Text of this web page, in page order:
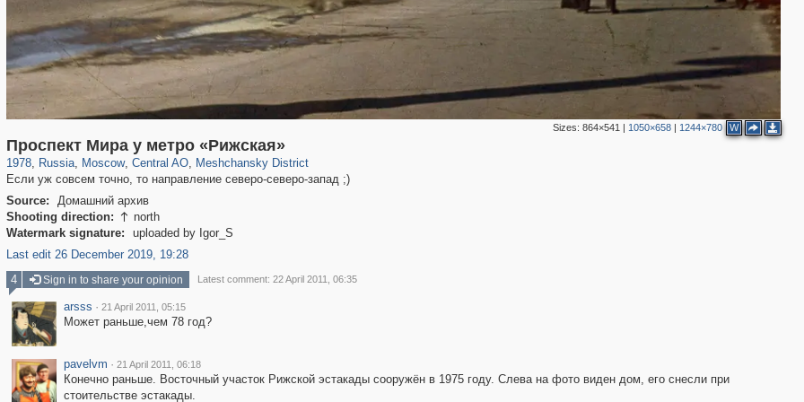
Sizes: 864×541 | 1050×658| 1244×780 W
Проспект Мира у метро «Рижская»
1978, Russia
1,406,258 29,243
, Moscow
319,780 8,286
, Central AO
159,978 5,916
, Meshchansky District
10,185 264
Если уж совсем точно, то направление северо-северо-запад ;)
Source:
Домашний архив
Shooting direction:  north
Watermark signature:
uploaded by Igor_S
Last edit 26 December 2019, 19:28
4 Sign in to share your opinion Latest comment: 22 April 2011, 06:35
arsss · 21 April 2011, 05:15
Может раньше,чем 78 год?
pavelvm · 21 April 2011, 06:18
Конечно раньше. Восточный участок Рижской эстакады сооружён в 1975 году. Слева на фото виден дом, его снесли при
стоительстве эстакады.